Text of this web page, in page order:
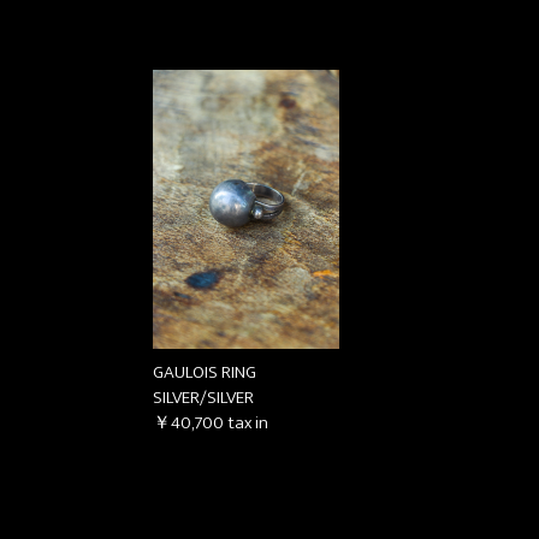
GAULOIS RING
SILVER/SILVER
￥40,700tax in